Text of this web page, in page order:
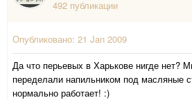
492 публикации
Опубликовано: 21 Jan 2009
Да что перьевых в Харькове нигде нет?
переделали напильником под масляные
нормально работает! :)